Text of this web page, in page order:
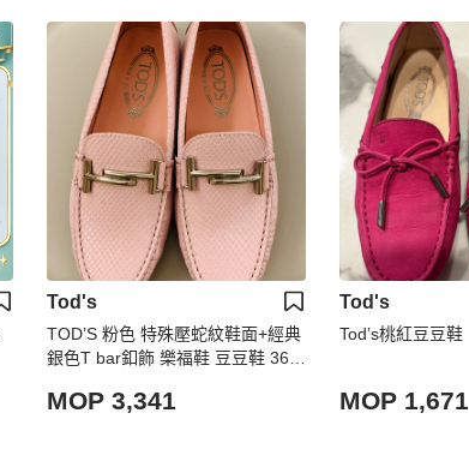
Tod's
TOD’S 粉色 特殊壓蛇紋鞋面+經典
銀色T bar釦飾 樂福鞋 豆豆鞋 36.5
MOP 3,341
Tod's
Tod’s桃紅豆豆鞋
MOP 1,671